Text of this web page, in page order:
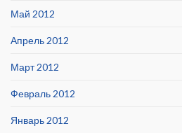
Май 2012
Апрель 2012
Март 2012
Февраль 2012
Январь 2012